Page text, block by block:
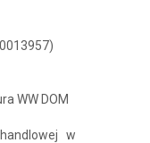
WW DOM
w